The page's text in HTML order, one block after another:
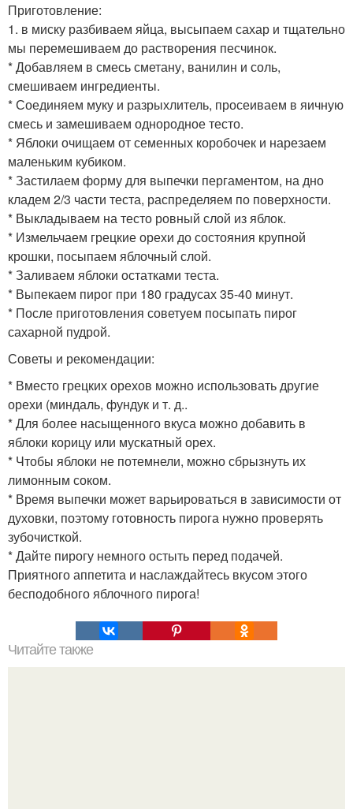
Приготовление:
1. в миску разбиваем яйца, высыпаем сахар и тщательно
мы перемешиваем до растворения песчинок.
* Добавляем в смесь сметану, ванилин и соль,
смешиваем ингредиенты.
* Соединяем муку и разрыхлитель, просеиваем в яичную
смесь и замешиваем однородное тесто.
* Яблоки очищаем от семенных коробочек и нарезаем
маленьким кубиком.
* Застилаем форму для выпечки пергаментом, на дно
кладем 2/3 части теста, распределяем по поверхности.
* Выкладываем на тесто ровный слой из яблок.
* Измельчаем грецкие орехи до состояния крупной
крошки, посыпаем яблочный слой.
* Заливаем яблоки остатками теста.
* Выпекаем пирог при 180 градусах 35-40 минут.
* После приготовления советуем посыпать пирог
сахарной пудрой.
Советы и рекомендации:
* Вместо грецких орехов можно использовать другие
орехи (миндаль, фундук и т. д..
* Для более насыщенного вкуса можно добавить в
яблоки корицу или мускатный орех.
* Чтобы яблоки не потемнели, можно сбрызнуть их
лимонным соком.
* Время выпечки может варьироваться в зависимости от
духовки, поэтому готовность пирога нужно проверять
зубочисткой.
* Дайте пирогу немного остыть перед подачей.
Приятного аппетита и наслаждайтесь вкусом этого
бесподобного яблочного пирога!
Читайте также